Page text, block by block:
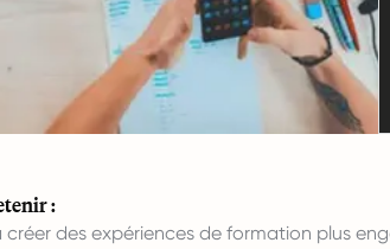
:
des expériences de formation plus